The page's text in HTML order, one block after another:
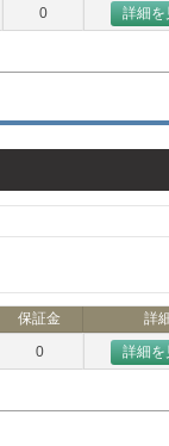
0 詳細を
保証金 詳
0 詳細を